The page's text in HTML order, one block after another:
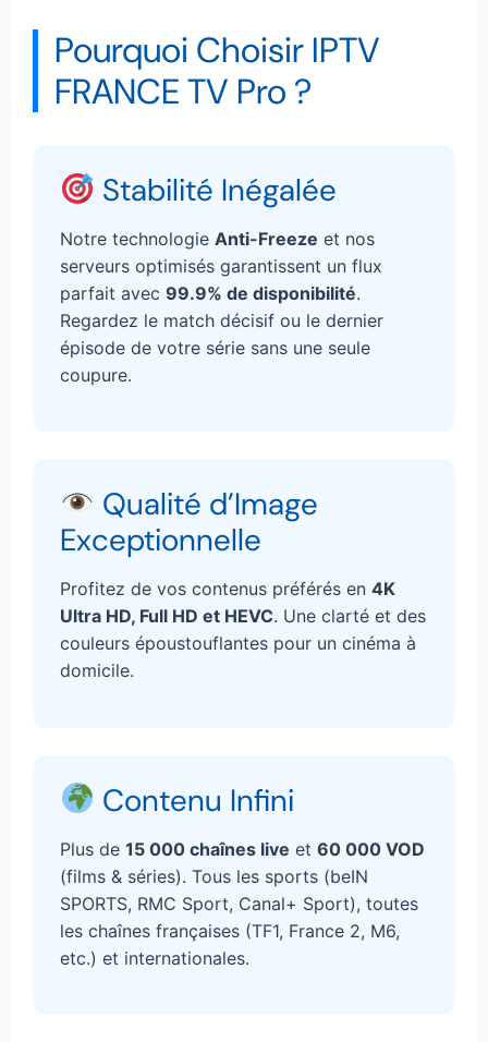
Pourquoi Choisir IPTV
FRANCE TV Pro ?
Stabilité Inégalée
Notre technologie Anti-Freeze et nos
serveurs optimisés garantissent un flux
parfait avec 99.9% de disponibilité.
Regardez le match décisif ou le dernier
épisode de votre série sans une seule
coupure.
Qualité d’Image
Exceptionnelle
Profitez de vos contenus préférés en 4K
Ultra HD, Full HD et HEVC. Une clarté et des
couleurs époustouflantes pour un cinéma à
domicile.
Contenu Infini
Plus de 15 000 chaînes live et 60 000 VOD
(films & séries). Tous les sports (beIN
SPORTS, RMC Sport, Canal+ Sport), toutes
les chaînes françaises (TF1, France 2, M6,
etc.) et internationales.